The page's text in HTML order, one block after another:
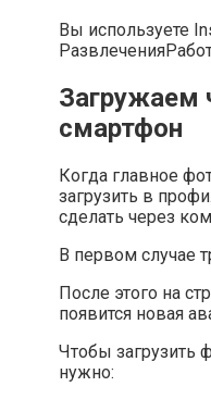
Вы используете
Развлечения
Загружаем
смартфон
Когда главное
загрузить в
сделать через
В первом случае
После этого на
появится новая
Чтобы загрузить
нужно: